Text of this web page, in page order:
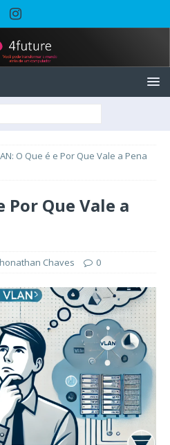
O Que é e Por Que Vale a Pena
Por Que Vale a
Chaves 0